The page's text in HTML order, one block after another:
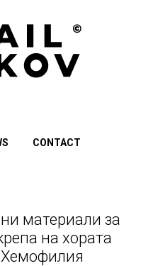
CONTACT
материали за
на хората